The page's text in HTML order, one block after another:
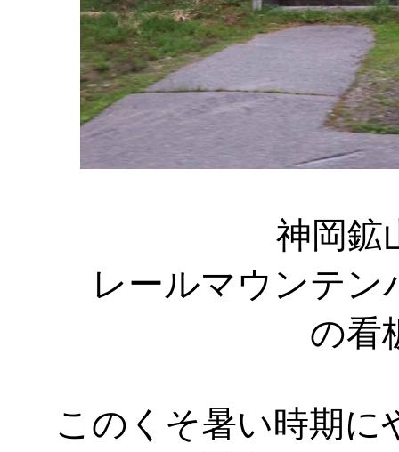
神岡鉱
レールマウンテ
の看
このくそ暑い時期